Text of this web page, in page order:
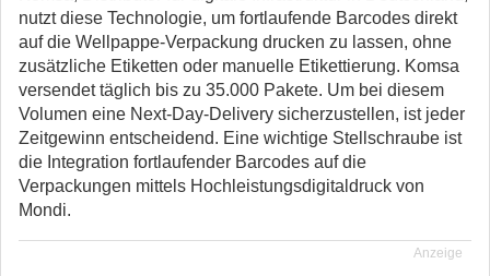
nutzt diese Technologie, um fortlaufende Barcodes direkt
auf die Wellpappe-Verpackung drucken zu lassen, ohne
zusätzliche Etiketten oder manuelle Etikettierung. Komsa
versendet täglich bis zu 35.000 Pakete. Um bei diesem
Volumen eine Next-Day-Delivery sicherzustellen, ist jeder
Zeitgewinn entscheidend. Eine wichtige Stellschraube ist
die Integration fortlaufender Barcodes auf die
Verpackungen mittels Hochleistungsdigitaldruck von
Mondi.
Anzeige